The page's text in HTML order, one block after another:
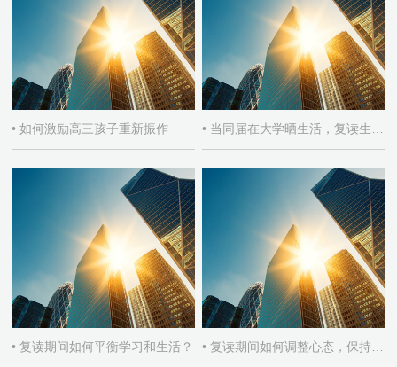
• 如何激励高三孩子重新振作
• 复读期间如何平衡学习和生活？